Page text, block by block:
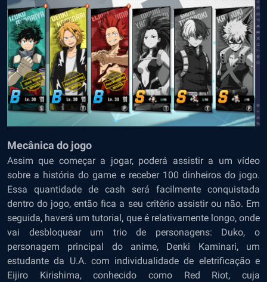
Mecânica do jogo
Assim que começar a jogar, poderá assistir a um vídeo
sobre a história do game e receber 100 dinheiros do jogo.
Essa quantidade de cash será facilmente conquistada
dentro do jogo, então fica a seu critério assistir ou não. Em
seguida, haverá um tutorial, que é relativamente longo, onde
vai desbloquear um trio de personagens: Duko, o
personagem principal do anime, Denki Kaminari, um
estudante da U.A. com individualidade de eletrificação e
Eijiro Kirishima, conhecido como Red Riot, cuja